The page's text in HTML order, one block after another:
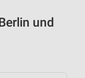
und